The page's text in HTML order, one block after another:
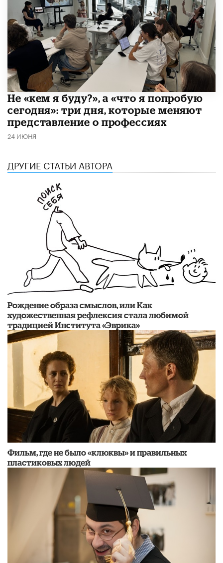
Не «кем я буду?», а «что я попробую
сегодня»: три дня, которые меняют
представление о профессиях
24 ИЮНЯ
ДРУГИЕ СТАТЬИ АВТОРА
Рождение образа смыслов, или Как
художественная рефлексия стала любимой
традицией Института «Эврика»
Фильм, где не было «клюквы» и правильных
пластиковых людей